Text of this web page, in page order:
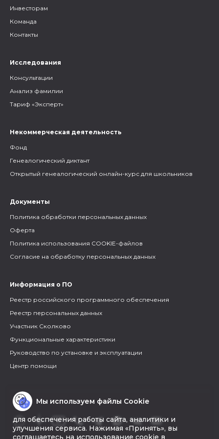
Инвесторам
Команда
Контакты
Исследования
Консультации
Анализ фамилии
Тариф «Эксперт»
Некоммерческая деятельность
Фонд
Генеалогический диктант
Открытый генеалогический онлайн-курс для школьников
Документы
Политика обработки персональных данных
Оферта
Политика использования COOKIE-файлов
Согласие на обработку персональных данных
Информация о ПО
Реестр российского программного обеспечения
Реестр персональных данных
Участник Сколково
Функциональные характеристики
Руководство по установке и эксплуатации
Центр помощи
Мы используем файлы Cookie
для обеспечения работы сайта, аналитики и
улучшения сервиса. Нажимая «Принять», вы
соглашаетесь на использование cookie в